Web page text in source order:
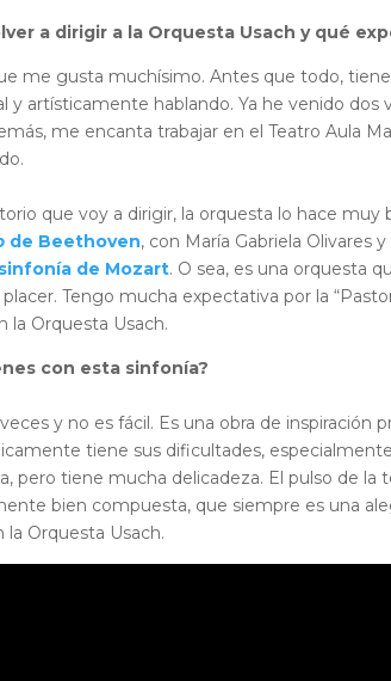
a dirigir a la Orquesta Usach y qué
me gusta muchísimo. Antes que todo,
y artísticamente hablando. Ya he venido
me encanta trabajar en el Teatro Aula
que voy a dirigir, la orquesta lo hace muy
de Beethoven, con María Gabriela Olivares
de Mozart. O sea, es una orquesta
Tengo mucha expectativa por la
la Orquesta Usach.
con esta sinfonía?
y no es fácil. Es una obra de inspiración
tiene sus dificultades,
pero tiene mucha delicadeza. El pulso de
bien compuesta, que siempre es una
Orquesta Usach.